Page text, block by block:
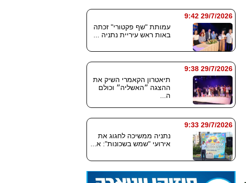
29/7/2026 9:42
עמותת "שף פקטורי" זכתה
באות ראש עיריית נתניה ...
29/7/2026 9:38
תיאטרון הקאמרי השיק את
ההצגה ״האשליה״ וכולם
ה...
29/7/2026 9:33
נתניה ממשיכה לחגוג את
אירועי "שמש בשכונות": א...